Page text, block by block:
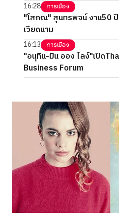
16:28 การเมือง
"โสภณ" สุนทรพจน์ งาน50
เวียดนาม
16:13 การเมือง
"อนุทิน-มิน ออง ไลง์"เปิด
Business Forum